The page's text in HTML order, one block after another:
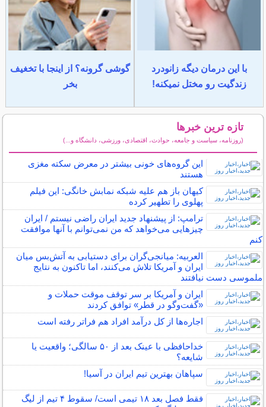
با این درمان دیگه زانودرد
زندگیت رو مختل نمیکنه!
گوشی گرونه؟ از اینجا با تخغیف
بخر
تازه ترین خبرها
(روزنامه، سیاست و جامعه، حوادث، اقتصادی، ورزشی، دانشگاه و...)
این گروه‌های خونی بیشتر در معرض سکته مغزی
هستند
کیهان باز هم علیه شبکه نمابش خانگی: این فیلم
پهلوی را تطهیر کرده
ترامپ: از پیشنهاد جدید ایران راضی نیستم / ایران
چیز‌هایی می‌خواهد که من نمی‌توانم با آنها موافقت
کنم
العربیه: میانجی‌گران برای دستیابی به آتش‌بس میان
ایران و آمریکا تلاش می‌کنند، اما تاکنون به نتایج
ملموسی دست نیافتند
ایران و آمریکا بر سر توقف موقت حملات و
«گفت‌وگو در قطر» توافق کردند
اجاره‌ها از کل درآمد افراد هم فراتر رفته است
خداحافظی با عینک بعد از ۵۰ سالگی؛ واقعیت یا
شایعه؟
سپاهان بهترین تیم ایران در آسیا!
فقط فصل بعد ۱۸ تیمی است/ سقوط ۴ تیم از لیگ